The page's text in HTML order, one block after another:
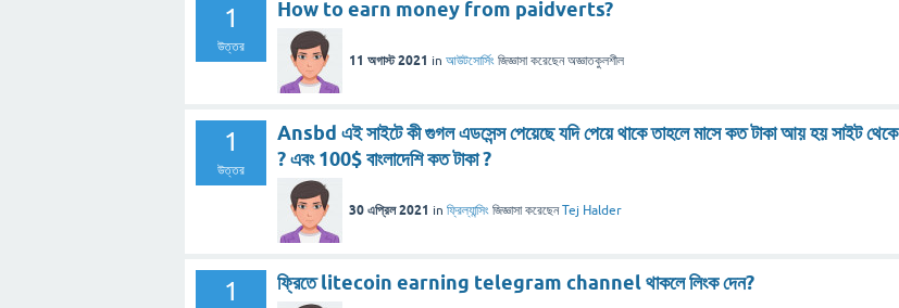
1
উত্তর
How to earn money from paidverts?
11 অগাস্ট 2021 in আউটসোর্সিং জিজ্ঞাসা করেছেনঅজ্ঞাতকুলশীল
1
উত্তর
Ansbd এই সাইটে কী গুগল এডসেন্স পেয়েছে যদি পেয়ে থাকে তাহলে মাসে কত টাকা আয় হয় সাইট থেকে
? এবং 100$ বাংলাদেশি কত টাকা ?
30 এপ্রিল 2021 in ফ্রিল্যান্সিং জিজ্ঞাসা করেছেনTej Halder
1 ফ্রিতে litecoin earning telegram channel থাকলে লিংক দেন?